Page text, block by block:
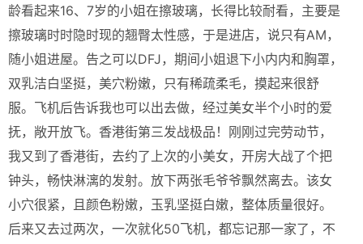
龄看起来16、7岁的小姐在擦玻璃，长得比较耐看，主要是
擦玻璃时时隐时现的翘臀太性感，于是进店，说只有AM，
随小姐进屋。告之可以DFJ，期间小姐退下小内内和胸罩，
双乳洁白坚挺，美穴粉嫩，只有稀疏柔毛，摸起来很舒
服。飞机后告诉我也可以出去做，经过美女半个小时的爱
抚，敞开放飞。香港街第三发战极品！刚刚过完劳动节，
我又到了香港街，去约了上次的小美女，开房大战了个把
钟头，畅快淋漓的发射。放下两张毛爷爷飘然离去。该女
小穴很紧，且颜色粉嫩，玉乳坚挺白嫩，整体质量很好。
后来又去过两次，一次就化50飞机，都忘记那一家了，不